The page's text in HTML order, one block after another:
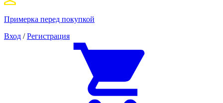
Примерка перед покупкой
Вход / Регистрация